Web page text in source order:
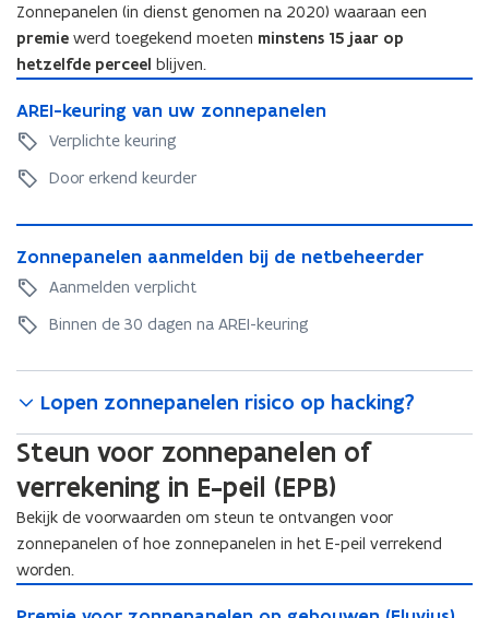
n
t
w
v
s
r
)
Zonnepanelen (in dienst genomen na 2020) waaraan een
premie werd toegekend moeten minstens 15 jaar op
hetzelfde perceel blijven.
R
E
-
e
u
n
n
u
w
z
o
n
n
e
AREI-keuring van uw zonnepanelen
A
R
I
k
e
u
r
i
n
a
n
u
w
z
o
n
n
e
Verplichte keuring
Door erkend keurder
o
n
e
a
n
l
e
n
a
n
m
Zonnepanelen aanmelden bij de netbeheerder
Z
o
n
n
p
a
e
l
e
n
a
a
n
Aanmelden verplicht
Binnen de 30 dagen na AREI-keuring
Lopen zonnepanelen risico op hacking?
Steun voor zonnepanelen of
verrekening in E-peil (EPB)
Bekijk de voorwaarden om steun te ontvangen voor
zonnepanelen of hoe zonnepanelen in het E-peil verrekend
worden.